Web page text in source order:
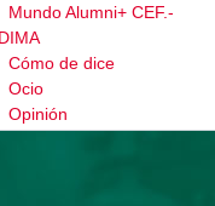
Mundo Alumni+ CEF.-
Cómo de dice
Ocio
Opinión